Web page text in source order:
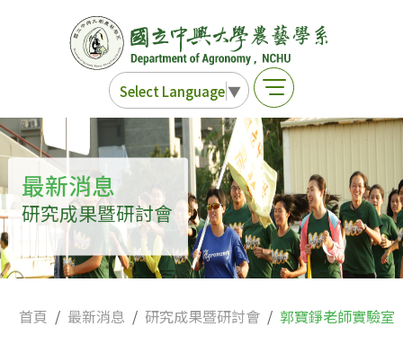
Select Language▼
最新消息
研究成果暨研討會
首頁 最新消息 研究成果暨研討會 郭寶錚老師實驗室